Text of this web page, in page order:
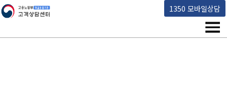
1350 모바일상담
고용노동부 책임운영기관 고객상담센터
메